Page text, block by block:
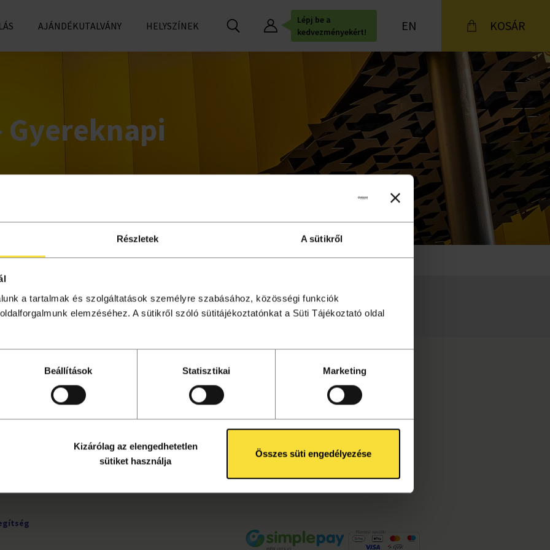
Részletek A sütikről
a tartalmak és szolgáltatások személyre szabásához, közösségi funkciók
elemzéséhez. A sütikről szóló sütitájékoztatónkat a Süti Tájékoztató oldal
Beállítások Statisztikai Marketing
Kizárólag az elengedhetetlen
sütiket használja
Összes süti engedélyezése
AJÁNDÉKUTALVÁNY HELYSZÍNEK
Lépj be a
kedvezményekért!
KOSÁR
EN
Gyereknapi
lezárult. Kattintsidea további programok megtekintéséhez!
KÖVESS MINKET!
Facebook
Instagram